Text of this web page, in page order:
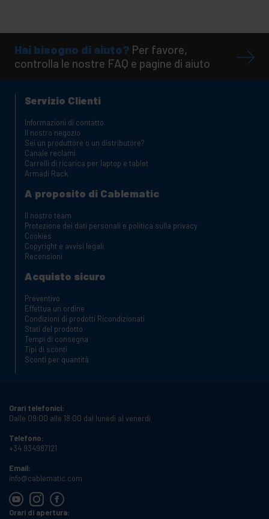
Hai bisogno di aiuto? Per favore,
controlla le nostre FAQ e pagine di aiuto
Servizio Clienti
Informazioni di contatto
Il nostro negozio
Sei un produttore o un distributore?
Canale reclami
Carrelli di ricarica per laptop e tablet
Armadi Rack
A proposito di Cablematic
Il nostro team
Protezione dei dati personali e politica sulla privacy
Cookies
Copyright e avvisi legali
Recensioni
Acquisto sicuro
Preventivo
Effettua un ordine
Condizioni di prodotti Ricondizionati
Stati del prodotto
Tempi di consegna
Tipi di sconti
Sconti per quantità
Orari telefonici:
Dalle 09:00 alle 18:00 dal lunedì al venerdì
Telefono:
+34 934987121
Email:
info@cablematic.com
Orari di apertura: